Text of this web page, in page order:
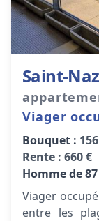
Saint-
Viager
Bouquet :
Rente : 660 €
Homme de
Viager
entre les